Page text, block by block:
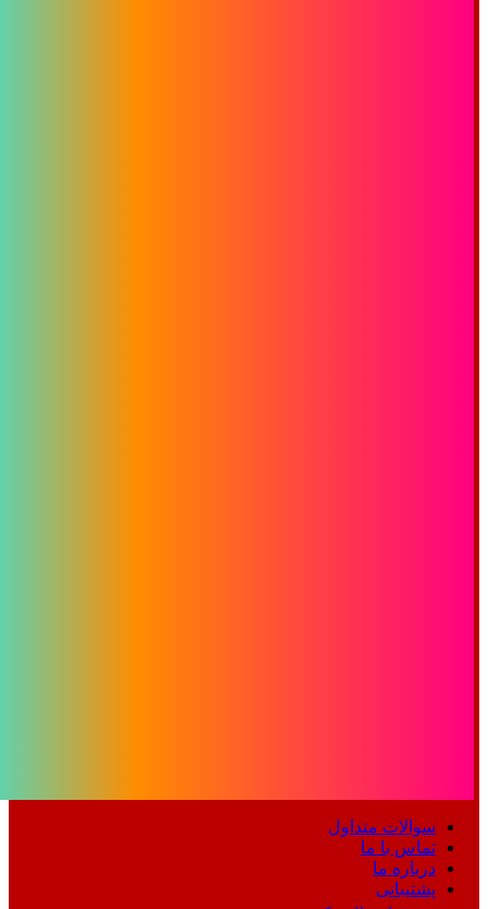
سوالات متداول
تماس با ما
درباره ما
پشتیبانی